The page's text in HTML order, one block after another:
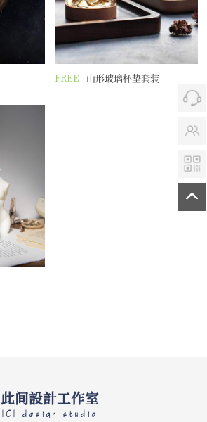
FREE 山形玻璃杯垫套装
此间設計工作室
ICI design studio